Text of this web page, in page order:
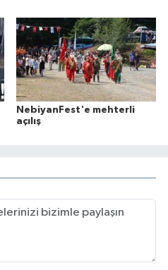
NebiyanFest'e mehterli
açılış